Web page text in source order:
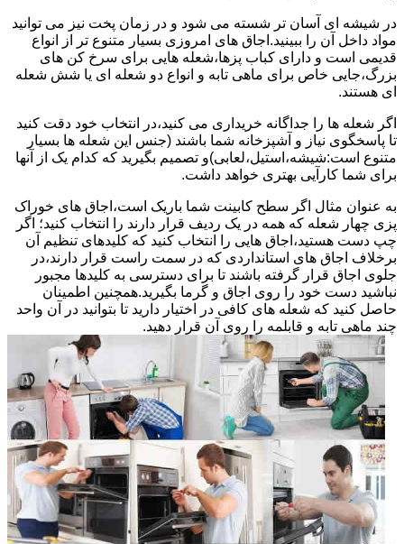
در شیشه ای آسان تر شسته می شود و در زمان پخت نیز می توانید
مواد داخل آن را ببینید.اجاق های امروزی بسیار متنوع تر از انواع
قدیمی است و دارای کباب پزها،شعله هایی برای سرخ کن های
بزرگ،جایی خاص برای ماهی تابه و انواع دو شعله ای یا شش شعله
ای هستند.
اگر شعله ها را جداگانه خریداری می کنید،در انتخاب خود دقت کنید
تا پاسخگوی نیاز و آشپزخانه شما باشند (جنس این شعله ها بسیار
متنوع است:شیشه،استیل،لعابی)و تصمیم بگیرید که کدام یک از آنها
برای شما کارآیی بهتری خواهد داشت.
به عنوان مثال اگر سطح کابینت شما باریک است،اجاق های خوراک
پزی چهار شعله که همه در یک ردیف قرار دارند را انتخاب کنید؛ اگر
چپ دست هستید،اجاق هایی را انتخاب کنید که کلیدهای تنظیم آن
برخلاف اجاق های استانداردی که در سمت راست قرار دارند،در
جلوی اجاق قرار گرفته باشند تا برای دسترسی به کلیدها مجبور
نباشید دست خود را روی اجاق و گرما بگیرید.همچنین اطمینان
حاصل کنید که شعله های کافی در اختیار دارید تا بتوانید در آن واحد
چند ماهی تابه و قابلمه را روی آن قرار دهید.